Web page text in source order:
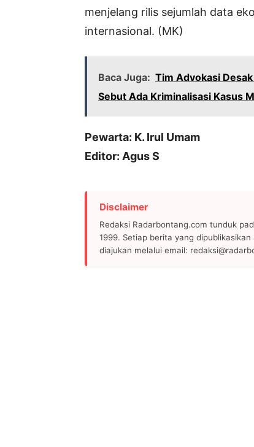
menjelang rilis sejumlah data
internasional. (MK)
Baca Juga: Tim Advokasi
Sebut Ada Kriminalisasi Kasus
Pewarta: K. Irul Umam
Editor: Agus S
Disclaimer
Redaksi Radarbontang.com tunduk
1999. Setiap berita yang
diajukan melalui email: